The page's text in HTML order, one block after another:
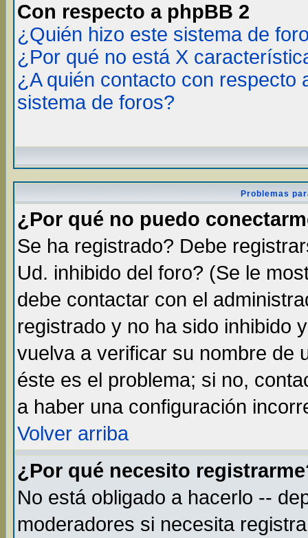
Con respecto a phpBB 2
¿Quién hizo este sistema de
¿Por qué no está X
¿A quién contacto con respecto
sistema de foros?
Problemas
¿Por qué no puedo
Se ha registrado? Debe
Ud. inhibido del foro? (Se le
debe contactar con el
registrado y no ha sido inhibido
vuelva a verificar su nombre de
éste es el problema; si no,
a haber una configuración
Volver arriba
¿Por qué necesito
No está obligado a hacerlo --
moderadores si necesita